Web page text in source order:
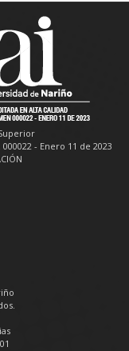
- Enero 11 de 2023